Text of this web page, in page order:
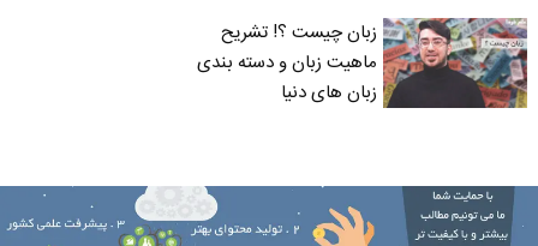
زبان چیست ؟! تشریح
ماهیت زبان و دسته بندی
زبان های دنیا